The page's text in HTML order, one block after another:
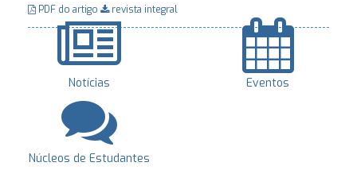
PDF do artigo
revista integral
Notícias Eventos
Núcleos de Estudantes